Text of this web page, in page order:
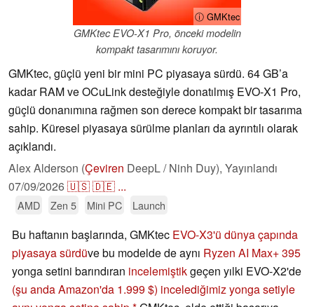
ⓘ GMKtec
GMKtec EVO-X1 Pro, önceki modelin
kompakt tasarımını koruyor.
GMKtec, güçlü yeni bir mini PC piyasaya sürdü. 64 GB’a
kadar RAM ve OCuLink desteğiyle donatılmış EVO-X1 Pro,
güçlü donanımına rağmen son derece kompakt bir tasarıma
sahip. Küresel piyasaya sürülme planları da ayrıntılı olarak
açıklandı.
Alex Alderson (Çeviren DeepL / Ninh Duy), Yayınlandı
07/09/2026🇺🇸🇩🇪 ...
AMD Zen 5 Mini PC Launch
Bu haftanın başlarında, GMKtec EVO-X3'ü dünya çapında
piyasaya sürdüve bu modelde de aynı Ryzen AI Max+ 395
yonga setini barındıran incelemiştikgeçen yılki EVO-X2'de
(şu anda Amazon'da 1.999 $) incelediğimiz yonga setiyle